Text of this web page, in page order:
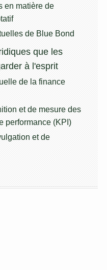
en matière de
de Blue Bond
que les
à l'esprit
de la finance
et de mesure des
performance (KPI)
et de